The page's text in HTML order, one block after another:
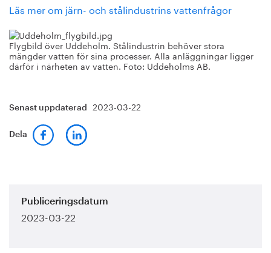
Läs mer om järn- och stålindustrins vattenfrågor
Flygbild över Uddeholm. Stålindustrin behöver stora
mängder vatten för sina processer. Alla anläggningar ligger
därför i närheten av vatten. Foto: Uddeholms AB.
Senast uppdaterad 2023-03-22
Dela
Publiceringsdatum
2023-03-22